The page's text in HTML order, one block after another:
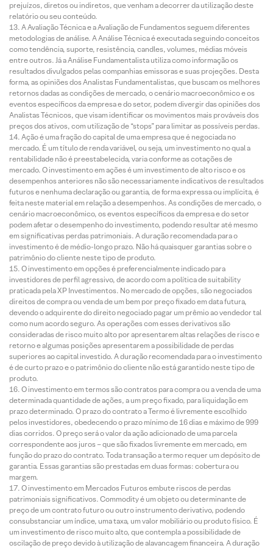
prejuízos, diretos ou indiretos, que venham a decorrer da utilização deste
relatório ou seu conteúdo.
A Avaliação Técnica e a Avaliação de Fundamentos seguem diferentes
metodologias de análise. A Análise Técnica é executada seguindo conceitos
como tendência, suporte, resistência, candles, volumes, médias móveis
entre outros. Já a Análise Fundamentalista utiliza como informação os
resultados divulgados pelas companhias emissoras e suas projeções. Desta
forma, as opiniões dos Analistas Fundamentalistas, que buscam os melhores
retornos dadas as condições de mercado, o cenário macroeconômico e os
eventos específicos da empresa e do setor, podem divergir das opiniões dos
Analistas Técnicos, que visam identificar os movimentos mais prováveis dos
preços dos ativos, com utilização de “stops” para limitar as possíveis perdas.
Ação é uma fração do capital de uma empresa que é negociada no
mercado. É um título de renda variável, ou seja, um investimento no qual a
rentabilidade não é preestabelecida, varia conforme as cotações de
mercado. O investimento em ações é um investimento de alto risco e os
desempenhos anteriores não são necessariamente indicativos de resultados
futuros e nenhuma declaração ou garantia, de forma expressa ou implícita, é
feita neste material em relação a desempenhos. As condições de mercado, o
cenário macroeconômico, os eventos específicos da empresa e do setor
podem afetar o desempenho do investimento, podendo resultar até mesmo
em significativas perdas patrimoniais. A duração recomendada para o
investimento é de médio-longo prazo. Não há quaisquer garantias sobre o
patrimônio do cliente neste tipo de produto.
O investimento em opções é preferencialmente indicado para
investidores de perfil agressivo, de acordo com a política de suitability
praticada pela XP Investimentos. No mercado de opções, são negociados
direitos de compra ou venda de um bem por preço fixado em data futura,
devendo o adquirente do direito negociado pagar um prêmio ao vendedor tal
como num acordo seguro. As operações com esses derivativos são
consideradas de risco muito alto por apresentarem altas relações de risco e
retorno e algumas posições apresentarem a possibilidade de perdas
superiores ao capital investido. A duração recomendada para o investimento
é de curto prazo e o patrimônio do cliente não está garantido neste tipo de
produto.
O investimento em termos são contratos para compra ou a venda de uma
determinada quantidade de ações, a um preço fixado, para liquidação em
prazo determinado. O prazo do contrato a Termo é livremente escolhido
pelos investidores, obedecendo o prazo mínimo de 16 dias e máximo de 999
dias corridos. O preço será o valor da ação adicionado de uma parcela
correspondente aos juros – que são fixados livremente em mercado, em
função do prazo do contrato. Toda transação a termo requer um depósito de
garantia. Essas garantias são prestadas em duas formas: cobertura ou
margem.
O investimento em Mercados Futuros embute riscos de perdas
patrimoniais significativos. Commodity é um objeto ou determinante de
preço de um contrato futuro ou outro instrumento derivativo, podendo
consubstanciar um índice, uma taxa, um valor mobiliário ou produto físico. É
um investimento de risco muito alto, que contempla a possibilidade de
oscilação de preço devido à utilização de alavancagem financeira. A duração